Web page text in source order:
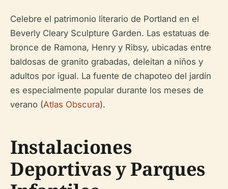
Celebre el patrimonio literario de Portland en el
Beverly Cleary Sculpture Garden. Las estatuas de
bronce de Ramona, Henry y Ribsy, ubicadas entre
baldosas de granito grabadas, deleitan a niños y
adultos por igual. La fuente de chapoteo del jardín
es especialmente popular durante los meses de
verano (Atlas Obscura).
Instalaciones
Deportivas y Parques